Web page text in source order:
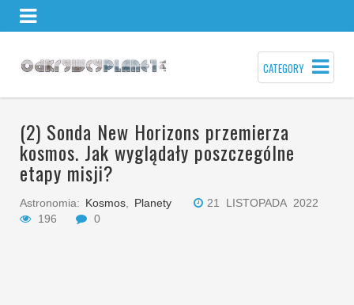
CATEGORY
(2) Sonda New Horizons przemierza
kosmos. Jak wyglądały poszczególne
etapy misji?
Astronomia: Kosmos Planety
21 LISTOPADA 2022
196
0